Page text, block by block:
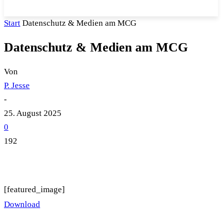
Start Datenschutz & Medien am MCG
Datenschutz & Medien am MCG
Von
P. Jesse
-
25. August 2025
0
192
[featured_image]
Download